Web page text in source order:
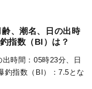
、潮名、日の出時
指数（BI）は？
時間：05時23分、日
釣指数（BI）：7.5とな